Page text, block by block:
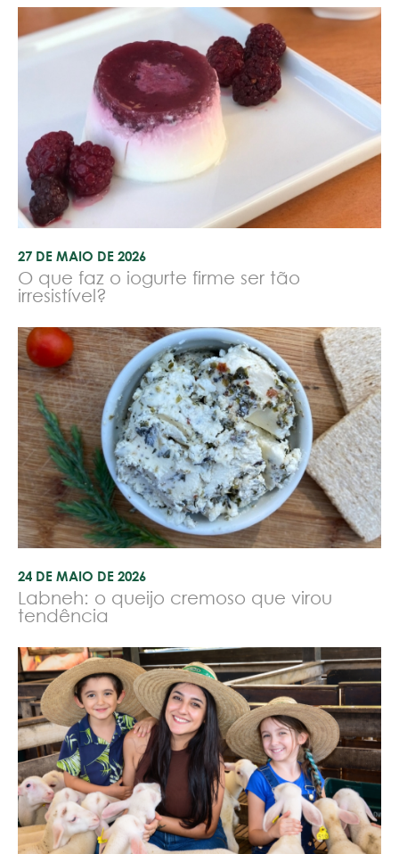
27 DE MAIO DE 2026
O que faz o iogurte firme ser tão
irresistível?
24 DE MAIO DE 2026
Labneh: o queijo cremoso que virou
tendência